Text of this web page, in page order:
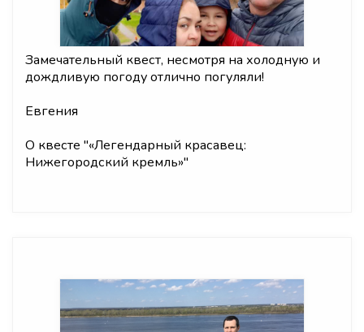
Замечательный квест, несмотря на холодную и
дождливую погоду отлично погуляли!
Евгения
О квесте "«Легендарный красавец:
Нижегородский кремль»"